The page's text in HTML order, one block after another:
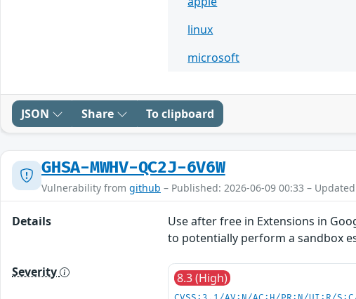
linux
microsoft
JSON Share To clipboard
GHSA-MWHV-QC2J-6V6W
Vulnerability from github – Published: 2026-06-09 00:33 –
Details
Use after free in Extensions in
to potentially perform a sandbox
Severity 8.3 (High)